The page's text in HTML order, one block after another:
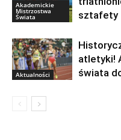
Akademickie
Mistrzostwa
Świata
sztafety
Aktualności
atletyki!
świata